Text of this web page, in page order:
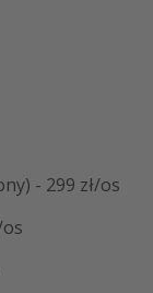
- 299 zł/os